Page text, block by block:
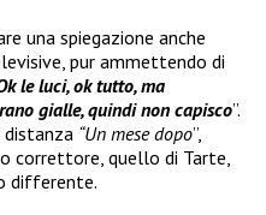
una spiegazione anche
pur ammettendo di
le luci, ok tutto, ma
gialle, quindi non capisco”.
“Un mese dopo”,
correttore, quello di Tarte,
differente.